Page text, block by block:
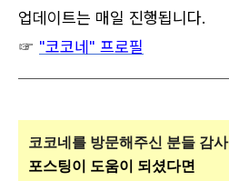
업데이트는 매일 진행됩니다.
☞ "코코네" 프로필
코코네를 방문해주신 분들 감
포스팅이 도움이 되셨다면